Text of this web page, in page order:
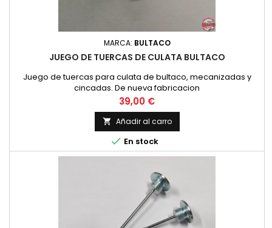
MARCA: BULTACO
JUEGO DE TUERCAS DE CULATA BULTACO
Juego de tuercas para culata de bultaco, mecanizadas y
cincadas. De nueva fabricacion
Precio
39,00 €
 Añadir al carro
 En stock